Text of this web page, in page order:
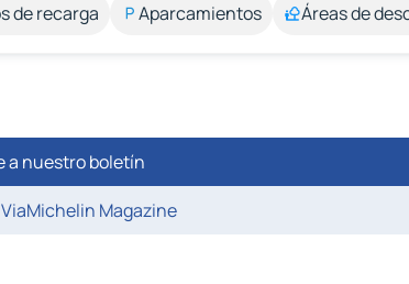
de recarga Aparcamientos Áreas de
a nuestro boletín
Magazine